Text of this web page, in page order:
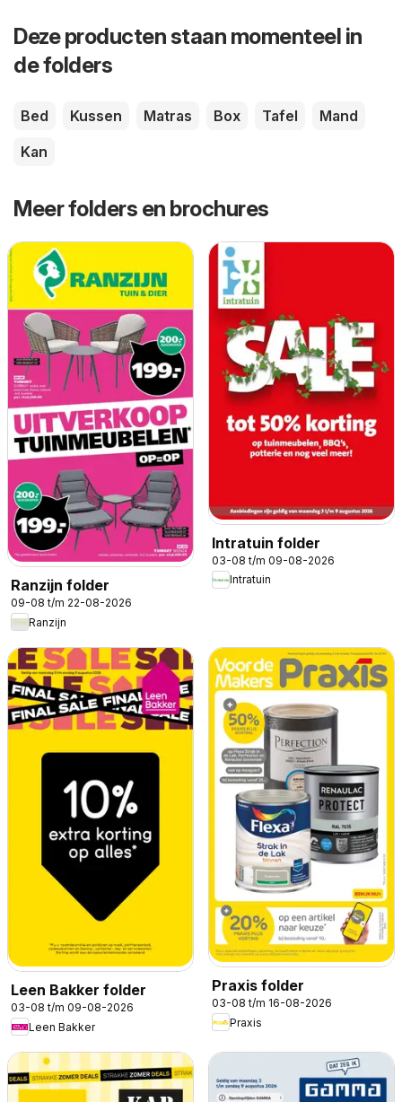
Deze producten staan momenteel in
de folders
Bed Kussen Matras Box Tafel
Mand
Kan
Meer folders en brochures
Ranzijn folder
09-08 t/m 22-08-2026
Ranzijn
Intratuin folder
03-08 t/m 09-08-2026
Intratuin
Leen Bakker folder
03-08 t/m 09-08-2026
Leen Bakker
Praxis folder
03-08 t/m 16-08-2026
Praxis